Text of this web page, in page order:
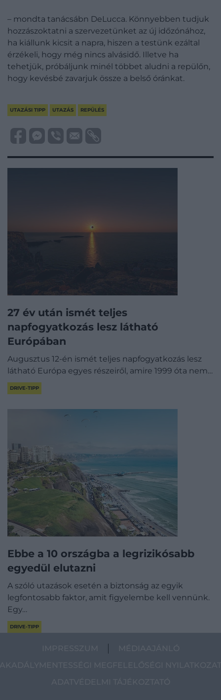
– mondta tanácsábn DeLucca. Könnyebben tudjuk
hozzászoktatni a szervezetünket az új időzónához,
ha kiállunk kicsit a napra, hiszen a testünk ezáltal
érzékeli, hogy még nincs alvásidő. Illetve ha
tehetjük, próbáljunk minél többet aludni a repülőn,
hogy kevésbé zavarjuk össze a belső óránkat.
UTAZÁSI TIPP UTAZÁS REPÜLÉS
27 év után ismét teljes
napfogyatkozás lesz látható
Európában
Augusztus 12-én ismét teljes napfogyatkozás lesz
látható Európa egyes részeiről, amire 1999 óta nem…
DRIVE-TIPP
Ebbe a 10 országba a legrizikósabb
egyedül elutazni
A szóló utazások esetén a biztonság az egyik
legfontosabb faktor, amit figyelembe kell vennünk.
Egy…
DRIVE-TIPP